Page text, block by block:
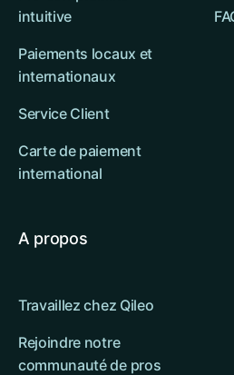
intuitive
Paiements locaux et
internationaux
Service Client
Carte de paiement
international
A propos
Travaillez chez Qileo
Rejoindre notre
communauté de pros